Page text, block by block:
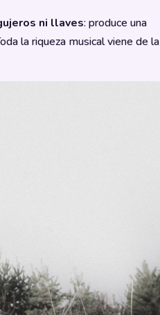
ni llaves: produce una
la riqueza musical viene de la